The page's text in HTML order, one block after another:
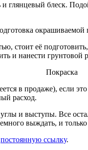
глянцевый блеск.
окрашиваемой
стоит её
и нанести
Покраска
в продаже), если
расход.
и выступы. Все
выждать, и
постоянную ссылку.